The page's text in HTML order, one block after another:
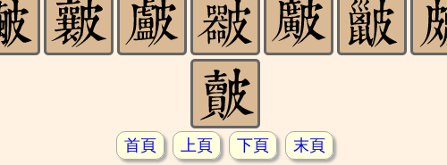
首頁 上頁 下頁 末頁